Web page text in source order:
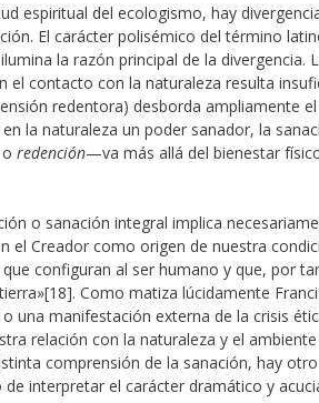
espiritual del ecologismo, hay
El carácter polisémico del término
ilumina la razón principal de la
el contacto con la naturaleza resulta
redentora) desborda ampliamente
la naturaleza un poder sanador, la
o redención—va más allá del bienestar
o sanación integral implica
el Creador como origen de nuestra
configuran al ser humano y que, por
[18]. Como matiza lúcidamente
una manifestación externa de la crisis
relación con la naturaleza y el
comprensión de la sanación, hay
interpretar el carácter dramático y